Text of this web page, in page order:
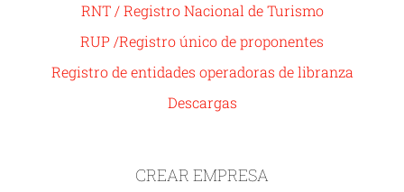
RNT / Registro Nacional de Turismo
RUP /Registro único de proponentes
Registro de entidades operadoras de libranza
Descargas
CREAR EMPRESA